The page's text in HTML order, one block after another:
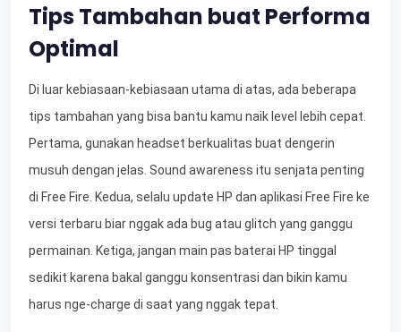
Tips Tambahan buat Performa
Optimal
Di luar kebiasaan-kebiasaan utama di atas, ada beberapa
tips tambahan yang bisa bantu kamu naik level lebih cepat.
Pertama, gunakan headset berkualitas buat dengerin
musuh dengan jelas. Sound awareness itu senjata penting
di Free Fire. Kedua, selalu update HP dan aplikasi Free Fire ke
versi terbaru biar nggak ada bug atau glitch yang ganggu
permainan. Ketiga, jangan main pas baterai HP tinggal
sedikit karena bakal ganggu konsentrasi dan bikin kamu
harus nge-charge di saat yang nggak tepat.